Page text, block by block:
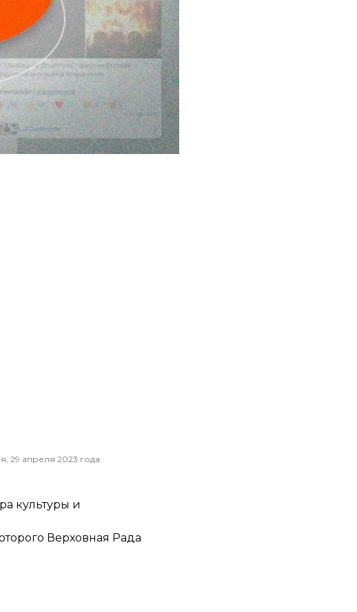
победам, наша
29 апреля 2023 года
культуры и
Верховная Рада